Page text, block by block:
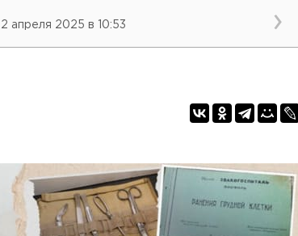
2 апреля 2025 в 10:53